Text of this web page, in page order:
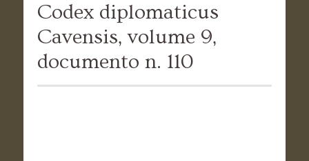
Codex diplomaticus
Cavensis, volume 9,
documento n. 110